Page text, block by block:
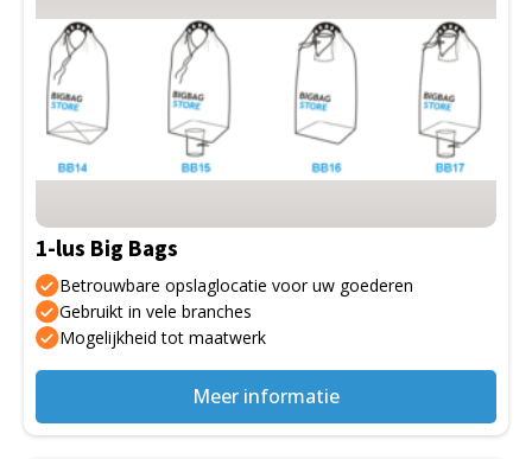
1-lus Big Bags
Betrouwbare opslaglocatie voor uw goederen
Gebruikt in vele branches
Mogelijkheid tot maatwerk
Meer informatie
product
heeft
meerdere
variaties.
Deze
optie
gekozen
worden
op
de
productpagina